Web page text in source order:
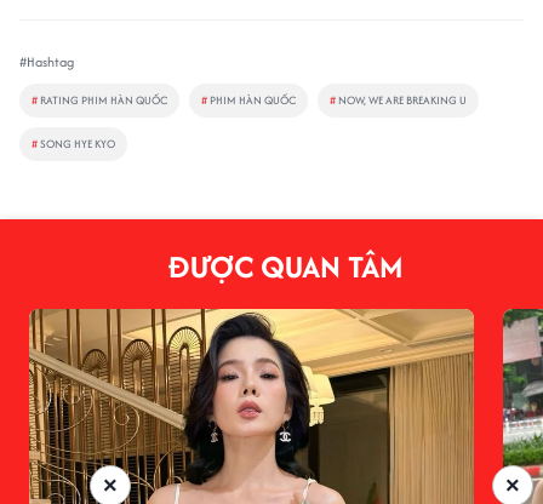
#Hashtag
# RATING PHIM HÀN QUỐC # PHIM HÀN QUỐC # NOW, WE ARE BREAKING U
#SONG HYE KYO
ĐƯỢC QUAN TÂM
×
×